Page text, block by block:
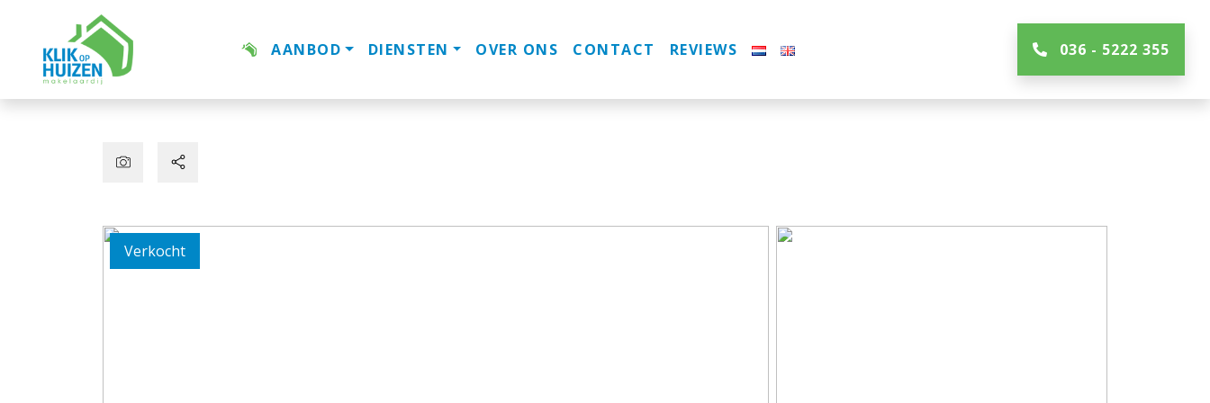
AANBOD DIENSTEN OVER ONS CONTACT REVIEWS 036 - 5222 355
Verkocht